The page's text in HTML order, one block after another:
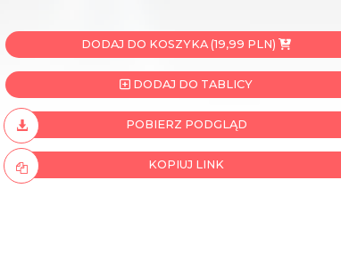
DODAJ DO KOSZYKA (19,99 PLN)
DODAJ DO TABLICY
POBIERZ PODGLĄD
KOPIUJ LINK